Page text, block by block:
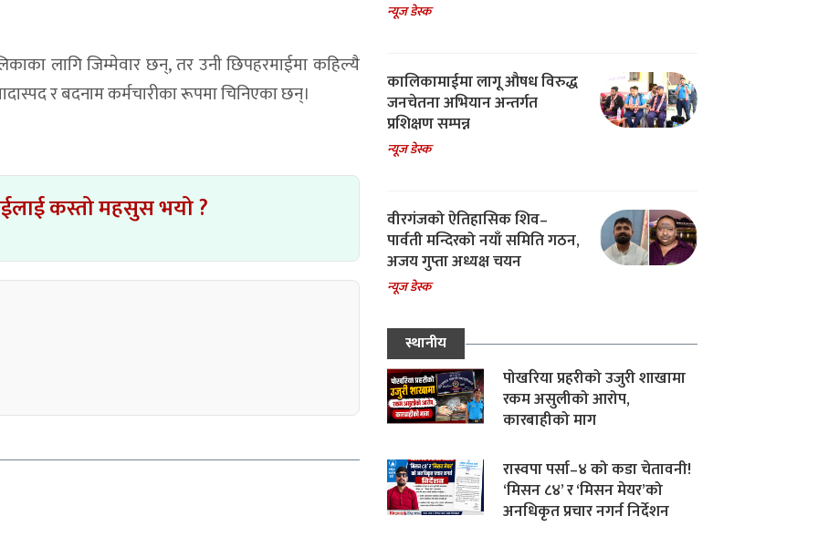
लागि जिम्मेवार छन्, तर उनी छिपहरमाईमा कहिल्यै
र बदनाम कर्मचारीका रूपमा चिनिएका छन्।
कस्तो महसुस भयो ?
न्यूज डेस्क
कालिकामाईमा लागू औषध विरुद्ध
जनचेतना अभियान अन्तर्गत
प्रशिक्षण सम्पन्न
न्यूज डेस्क
वीरगंजको ऐतिहासिक शिव–
पार्वती मन्दिरको नयाँ समिति गठन,
अजय गुप्ता अध्यक्ष चयन
न्यूज डेस्क
स्थानीय
पोखरिया प्रहरीको उजुरी शाखामा
रकम असुलीको आरोप,
कारबाहीको माग
रास्वपा पर्सा–४ को कडा चेतावनी!
‘मिसन ८४’ र ‘मिसन मेयर’को
अनधिकृत प्रचार नगर्न निर्देशन